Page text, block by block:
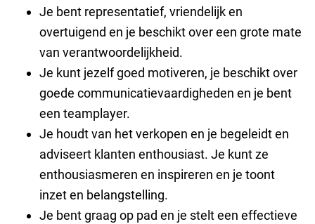
Je bent representatief, vriendelijk en
overtuigend en je beschikt over een grote mate
van verantwoordelijkheid.
Je kunt jezelf goed motiveren, je beschikt over
goede communicatievaardigheden en je bent
een teamplayer.
Je houdt van het verkopen en je begeleidt en
adviseert klanten enthousiast. Je kunt ze
enthousiasmeren en inspireren en je toont
inzet en belangstelling.
Je bent graag op pad en je stelt een effectieve